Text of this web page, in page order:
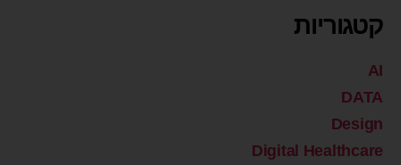
קטגוריות
AI
DATA
Design
Digital Healthcare